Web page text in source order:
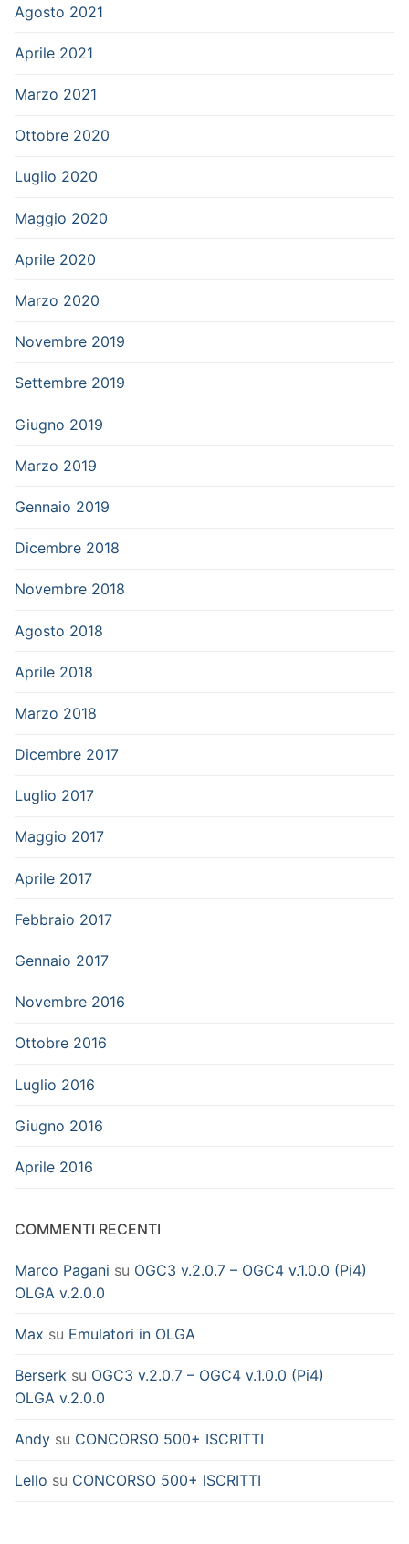
Agosto 2021
Aprile 2021
Marzo 2021
Ottobre 2020
Luglio 2020
Maggio 2020
Aprile 2020
Marzo 2020
Novembre 2019
Settembre 2019
Giugno 2019
Marzo 2019
Gennaio 2019
Dicembre 2018
Novembre 2018
Agosto 2018
Aprile 2018
Marzo 2018
Dicembre 2017
Luglio 2017
Maggio 2017
Aprile 2017
Febbraio 2017
Gennaio 2017
Novembre 2016
Ottobre 2016
Luglio 2016
Giugno 2016
Aprile 2016
COMMENTI RECENTI
Marco Pagani su OGC3 v.2.0.7 – OGC4 v.1.0.0 (Pi4)
OLGA v.2.0.0
Max su Emulatori in OLGA
Berserk su OGC3 v.2.0.7 – OGC4 v.1.0.0 (Pi4)
OLGA v.2.0.0
Andy su CONCORSO 500+ ISCRITTI
Lello su CONCORSO 500+ ISCRITTI